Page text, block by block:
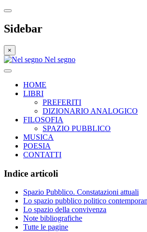
Sidebar
×
Nel segno
HOME
LIBRI
PREFERITI
DIZIONARIO ANALOGICO
FILOSOFIA
SPAZIO PUBBLICO
MUSICA
POESIA
CONTATTI
Indice articoli
Spazio Pubblico. Constatazioni attuali
Lo spazio pubblico politico
Lo spazio della convivenza
Note bibliografiche
Tutte le pagine